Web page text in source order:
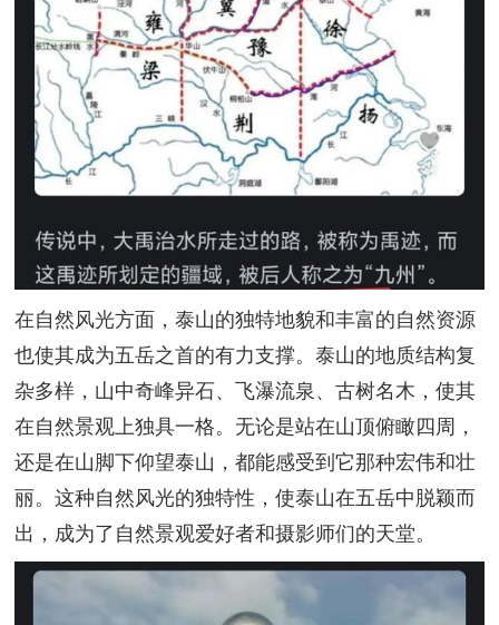
在自然风光方面，泰山的独特地貌和丰富的自然资源
也使其成为五岳之首的有力支撑。泰山的地质结构复
杂多样，山中奇峰异石、飞瀑流泉、古树名木，使其
在自然景观上独具一格。无论是站在山顶俯瞰四周，
还是在山脚下仰望泰山，都能感受到它那种宏伟和壮
丽。这种自然风光的独特性，使泰山在五岳中脱颖而
出，成为了自然景观爱好者和摄影师们的天堂。